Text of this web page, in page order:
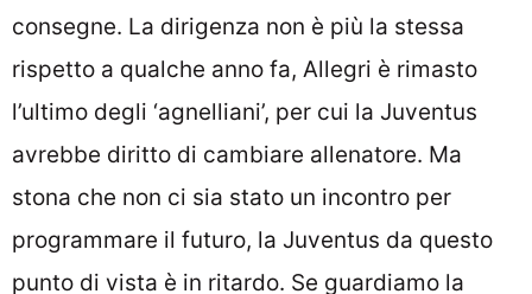
consegne. La dirigenza non è più la stessa
rispetto a qualche anno fa, Allegri è rimasto
l’ultimo degli ‘agnelliani’, per cui la Juventus
avrebbe diritto di cambiare allenatore. Ma
stona che non ci sia stato un incontro per
programmare il futuro, la Juventus da questo
punto di vista è in ritardo. Se guardiamo la